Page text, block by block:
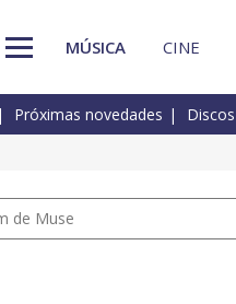
MÚSICA CINE
Próximas novedades
de Muse